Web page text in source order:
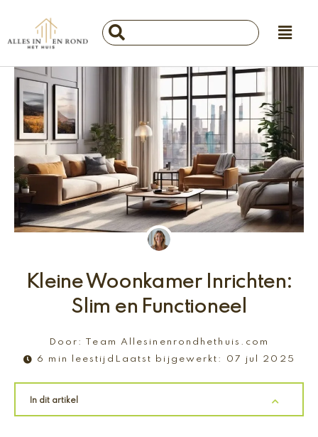
de
Main
Menu
Search
...
Kleine Woonkamer Inrichten:
Slim en Functioneel
Door:
Team Allesinenrondhethuis.com
6 min leestijd Laatst bijgewerkt: 07 jul 2025
In dit artikel